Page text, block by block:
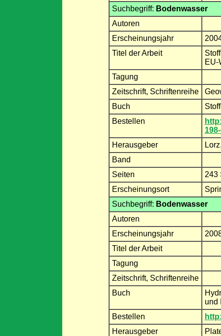
Suchbegriff: Bodenwasser
Autoren
Erscheinungsjahr
Titel der Arbeit
Tagung
Zeitschrift, Schriftenreihe
Buch
Bestellen
Herausgeber
Band
Seiten
243
Erscheinungsort
Suchbegriff: Bodenwasser
Autoren
Erscheinungsjahr
Titel der Arbeit
Tagung
Zeitschrift, Schriftenreihe
Buch
und
Bestellen
Herausgeber